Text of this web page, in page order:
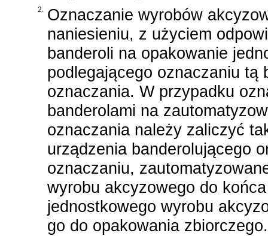
2. Oznaczanie wyrobów
naniesieniu, z użyciem
banderoli na opakowanie
podlegającego oznaczaniu tą
oznaczania. W przypadku
banderolami na
oznaczania należy zaliczyć
urządzenia banderolującego
oznaczaniu,
wyrobu akcyzowego do
jednostkowego wyrobu
go do opakowania zbiorczego.